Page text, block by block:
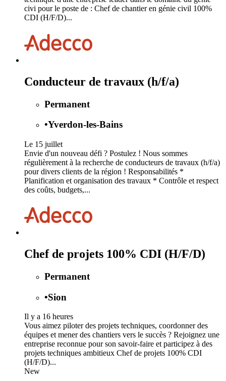
civi pour le poste de : Chef de chantier en génie civil 100%
CDI (H/F/D)...
Conducteur de travaux (h/f/a)
Permanent
•Yverdon-les-Bains
Le 15 juillet
Envie d'un nouveau défi ? Postulez ! Nous sommes
régulièrement à la recherche de conducteurs de travaux (h/f/a)
pour divers clients de la région ! Responsabilités *
Planification et organisation des travaux * Contrôle et respect
des coûts, budgets,...
Chef de projets 100% CDI (H/F/D)
Permanent
•Sion
Il y a 16 heures
Vous aimez piloter des projets techniques, coordonner des
équipes et mener des chantiers vers le succès ? Rejoignez une
entreprise reconnue pour son savoir-faire et participez à des
projets techniques ambitieux Chef de projets 100% CDI
(H/F/D)...
New